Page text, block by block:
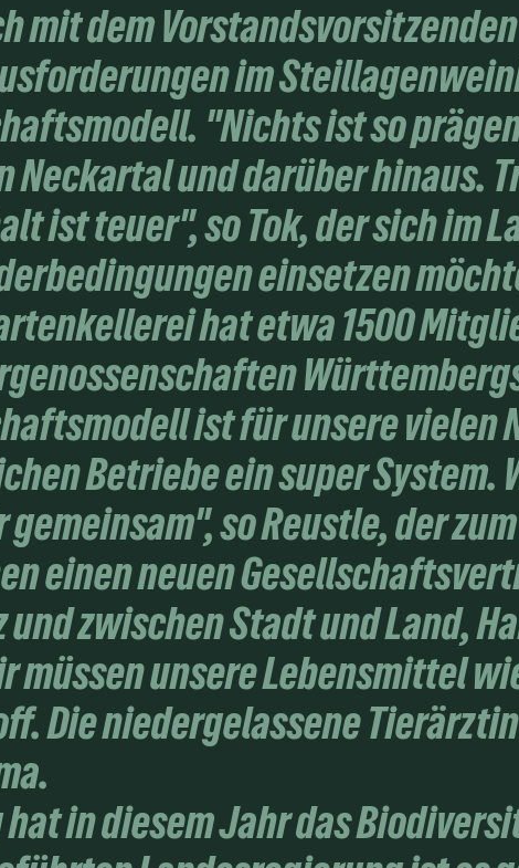
mit dem
im
"Nichts ist so
Neckartal und darüber hinaus.
ist teuer", so Tok, der sich im
einsetzen
hat etwa 1500
ist für unsere
Betriebe ein super System.
so Reustle, der
einen neuen
zwischen Stadt und Land,
müssen unsere Lebensmittel
Die niedergelassene
hat in diesem Jahr das